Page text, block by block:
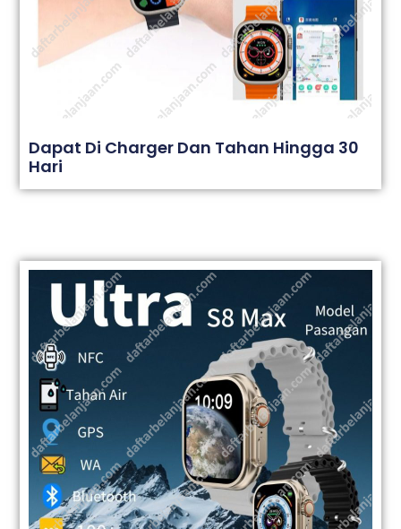
Dapat Di Charger Dan Tahan Hingga 30
Hari